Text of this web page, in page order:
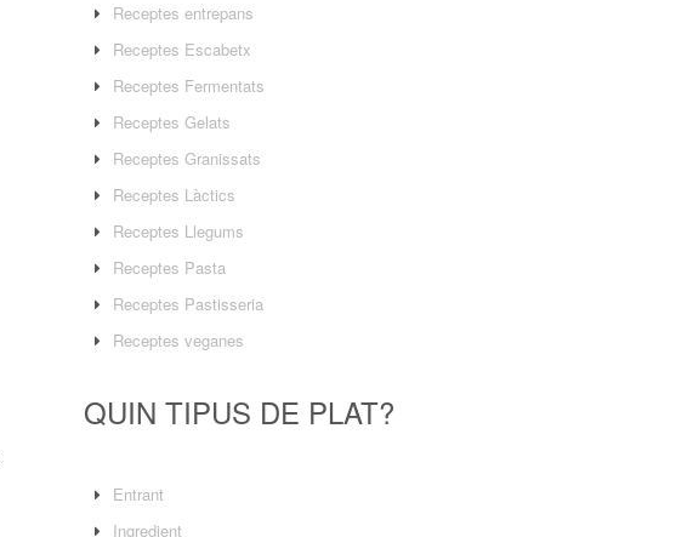
Receptes entrepans
Receptes Escabetx
Receptes Fermentats
Receptes Gelats
Receptes Granissats
Receptes Làctics
Receptes Llegums
Receptes Pasta
Receptes Pastisseria
Receptes veganes
QUIN TIPUS DE PLAT?
Entrant
Ingredient